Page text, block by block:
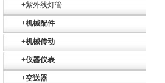
+紫外线灯管
+机械配件
+机械传动
+仪器仪表
+变送器